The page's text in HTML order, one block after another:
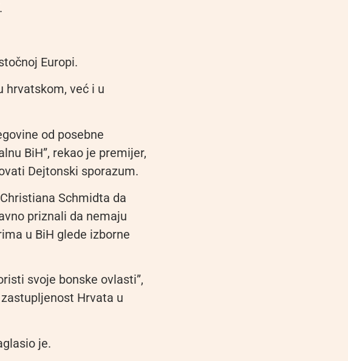
Europi.
hrvatskom, već i u
od posebne
BiH”, rekao je premijer,
Dejtonski sporazum.
Schmidta da
priznali da nemaju
u BiH glede izborne
svoje bonske ovlasti”,
Hrvata u
je.